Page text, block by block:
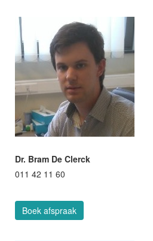
Dr. Bram De Clerck
011 42 11 60
Boek afspraak